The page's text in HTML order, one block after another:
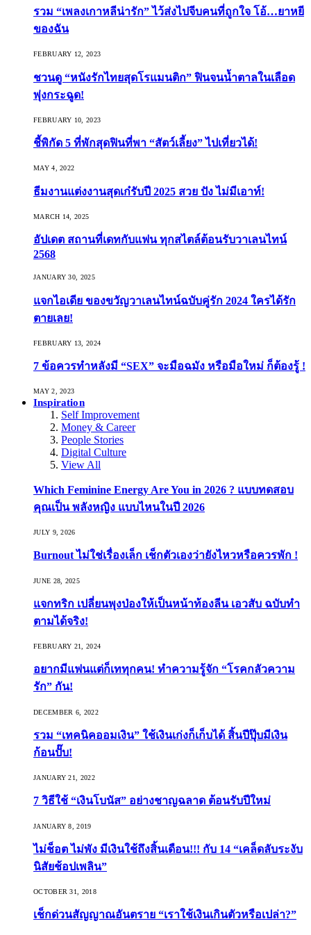
รวม “เพลงเกาหลีน่ารัก” ไว้ส่งไปจีบคนที่ถูกใจ โอ้…ยาหยี
ของฉัน
FEBRUARY 12, 2023
ชวนดู “หนังรักไทยสุดโรแมนติก” ฟินจนน้ำตาลในเลือด
พุ่งกระฉูด!
FEBRUARY 10, 2023
ชี้พิกัด 5 ที่พักสุดฟินที่พา “สัตว์เลี้ยง” ไปเที่ยวได้!
MAY 4, 2022
ธีมงานแต่งงานสุดเก๋รับปี 2025 สวย ปัง ไม่มีเอาท์!
MARCH 14, 2025
อัปเดต สถานที่เดทกับแฟน ทุกสไตล์ต้อนรับวาเลนไทน์
2568
JANUARY 30, 2025
แจกไอเดีย ของขวัญวาเลนไทน์ฉบับคู่รัก 2024 ใครได้รัก
ตายเลย!
FEBRUARY 13, 2024
7 ข้อควรทำหลังมี “SEX” จะมือฉมัง หรือมือใหม่ ก็ต้องรู้ !
MAY 2, 2023
Inspiration
Self Improvement
Money & Career
People Stories
Digital Culture
View All
Which Feminine Energy Are You in 2026 ? แบบทดสอบ
คุณเป็น พลังหญิง แบบไหนในปี 2026
JULY 9, 2026
Burnout ไม่ใช่เรื่องเล็ก เช็กตัวเองว่ายังไหวหรือควรพัก !
JUNE 28, 2025
แจกทริก เปลี่ยนพุงป่องให้เป็นหน้าท้องลีน เอวสับ ฉบับทำ
ตามได้จริง!
FEBRUARY 21, 2024
อยากมีแฟนแต่ก็เททุกคน! ทำความรู้จัก “โรคกลัวความ
รัก” กัน!
DECEMBER 6, 2022
รวม “เทคนิคออมเงิน” ใช้เงินเก่งก็เก็บได้ สิ้นปีปุ๊บมีเงิน
ก้อนปั๊บ!
JANUARY 21, 2022
7 วิธีใช้ “เงินโบนัส” อย่างชาญฉลาด ต้อนรับปีใหม่
JANUARY 8, 2019
ไม่ช็อต ไม่พัง มีเงินใช้ถึงสิ้นเดือน!!! กับ 14 “เคล็ดลับระงับ
นิสัยช้อปเพลิน”
OCTOBER 31, 2018
เช็กด่วนสัญญาณอันตราย “เราใช้เงินเกินตัวหรือเปล่า?”